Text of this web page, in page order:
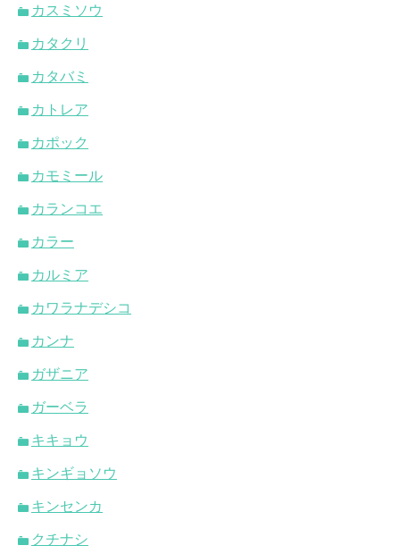
カスミソウ
カタクリ
カタバミ
カトレア
カポック
カモミール
カランコエ
カラー
カルミア
カワラナデシコ
カンナ
ガザニア
ガーベラ
キキョウ
キンギョソウ
キンセンカ
クチナシ